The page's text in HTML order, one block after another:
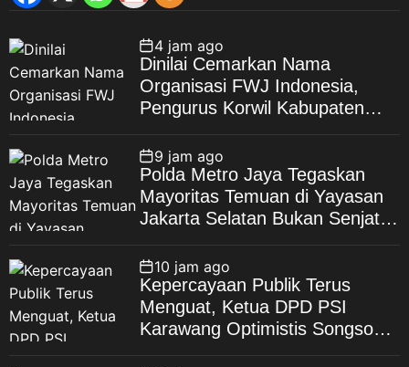
4 jam ago
Dinilai Cemarkan Nama
Organisasi FWJ Indonesia,
Pengurus Korwil Kabupaten
ke Polisi
9 jam ago
Polda Metro Jaya Tegaskan
Mayoritas Temuan di Yayasan
Jakarta Selatan Bukan Senjata
Berjalan
10 jam ago
Kepercayaan Publik Terus
Menguat, Ketua DPD PSI
Karawang Optimistis Songsong